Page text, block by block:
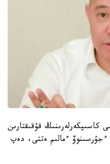
كاسىپكەرلەرىنىڭ قۇقىقتارىن
ءمالىم ەتتى، دەپ